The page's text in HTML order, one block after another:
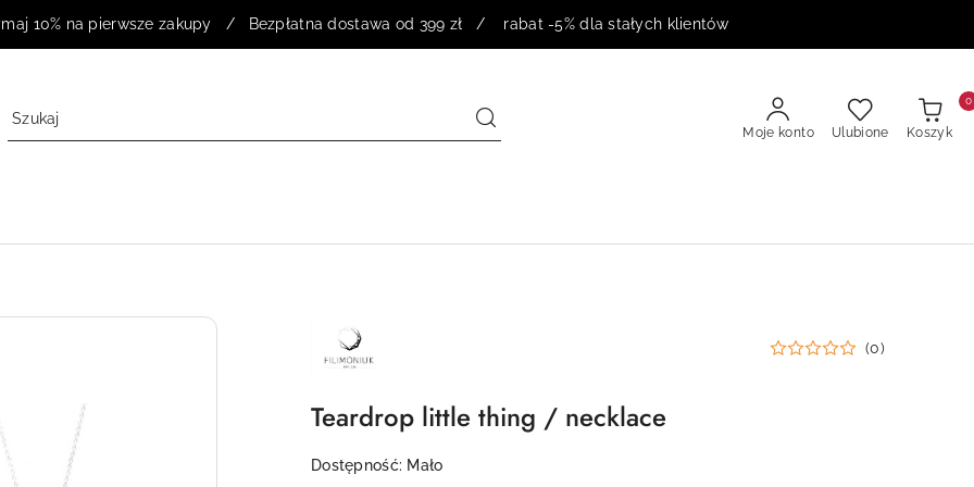
10% na pierwsze zakupy / Bezpłatna dostawa od 399 zł / rabat -5% dla stałych klientów
Moje konto Ulubione Koszyk
0
PRODUCENTA:
FILIMONIUK
DESIGN
(0)
Teardrop little thing / necklace
Dostępność: Mało